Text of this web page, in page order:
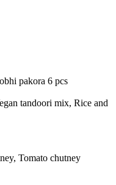
pakora 6 pcs
tandoori mix, Rice and
Tomato chutney